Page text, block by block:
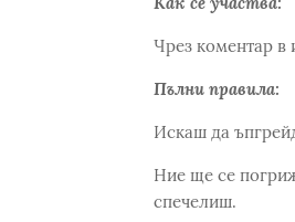
Чрез коментар в
Пълни правила:
Искаш да
Ние ще се
спечелиш.